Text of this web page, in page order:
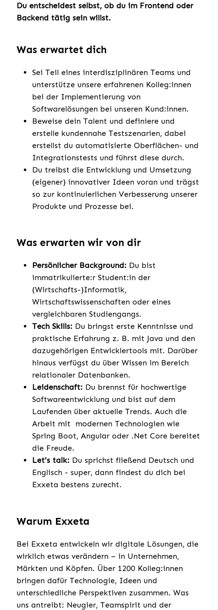
Du entscheidest selbst, ob du im Frontend oder
Backend tätig sein willst.
Was erwartet dich
Sei Teil eines interdisziplinären Teams und
unterstütze unsere erfahrenen Kolleg:innen
bei der Implementierung von
Softwarelösungen bei unseren Kund:innen.
Beweise dein Talent und definiere und
erstelle kundennahe Testszenarien, dabei
erstellst du automatisierte Oberflächen- und
Integrationstests und führst diese durch.
Du treibst die Entwicklung und Umsetzung
(eigener) innovativer Ideen voran und trägst
so zur kontinuierlichen Verbesserung unserer
Produkte und Prozesse bei.
Was erwarten wir von dir
Persönlicher Background: Du bist
immatrikulierte:r Student:in der
(Wirtschafts-)Informatik,
Wirtschaftswissenschaften oder eines
vergleichbaren Studiengangs.
Tech Skills: Du bringst erste Kenntnisse und
praktische Erfahrung z. B. mit Java und den
dazugehörigen Entwicklertools mit. Darüber
hinaus verfügst du über Wissen im Bereich
relationaler Datenbanken.
Leidenschaft: Du brennst für hochwertige
Softwareentwicklung und bist auf dem
Laufenden über aktuelle Trends. Auch die
Arbeit mit modernen Technologien wie
Spring Boot, Angular oder .Net Core bereitet
die Freude.
Let's talk: Du sprichst fließend Deutsch und
Englisch - super, dann findest du dich bei
Exxeta bestens zurecht.
Warum Exxeta
Bei Exxeta entwickeln wir digitale Lösungen, die
wirklich etwas verändern – in Unternehmen,
Märkten und Köpfen. Über 1200 Kolleg:innen
bringen dafür Technologie, Ideen und
unterschiedliche Perspektiven zusammen. Was
uns antreibt: Neugier, Teamspirit und der